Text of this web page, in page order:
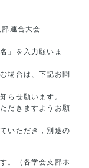
連合大会
を入力願いま
合は、下記お問
せ願います。
きますようお願
ただき，別途の
。（各学会支部ホ